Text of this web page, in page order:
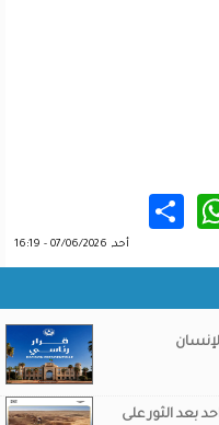
WhatsApp
أحد, 07/06/2026 - 16:19
إنفاذ 6 و فقدان واحد بعد الثور على